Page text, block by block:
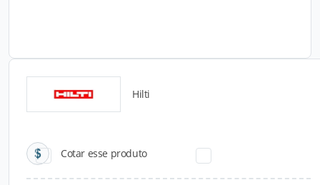
Hilti
Cotar esse produto
Catálogos para Download